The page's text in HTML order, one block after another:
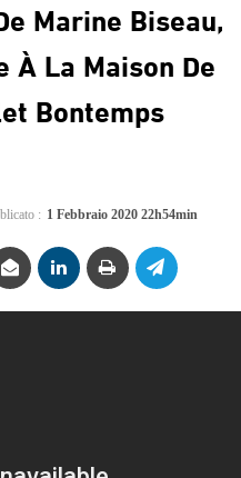
Marine Biseau,
La Maison De
Bontemps
: 1 Febbraio 2020 22h54min